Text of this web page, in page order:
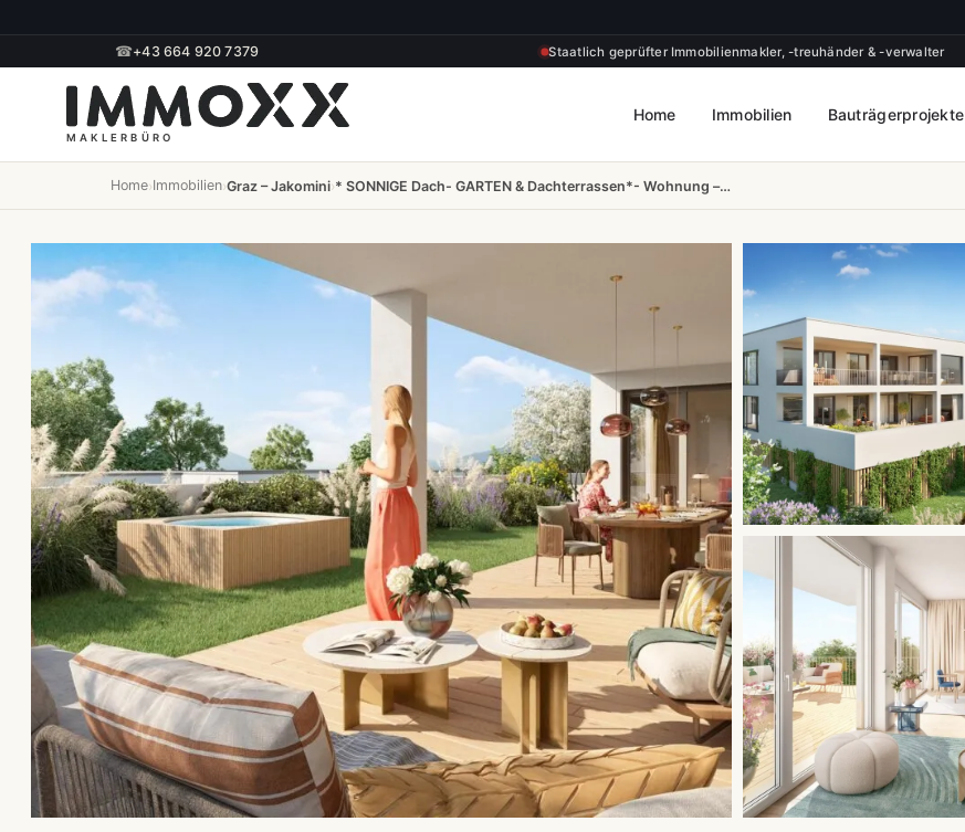
☎+43 664 920 7379 Staatlich geprüfter Immobilienmakler, -treuhänder & -verwalter
Home Immobilien Bauträgerprojekte
Home›Immobilien›Graz – Jakomini›* SONNIGE Dach- GARTEN & Dachterrassen*- Wohnung –…